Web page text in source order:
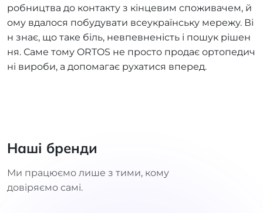
робництва до контакту з кінцевим споживачем, й
ому вдалося побудувати всеукраїнську мережу. Ві
н знає, що таке біль, невпевненість і пошук рішен
ня. Саме тому ORTOS не просто продає ортопедич
ні вироби, а допомагає рухатися вперед.
Наші бренди
Ми працюємо лише з тими, кому
довіряємо самі.